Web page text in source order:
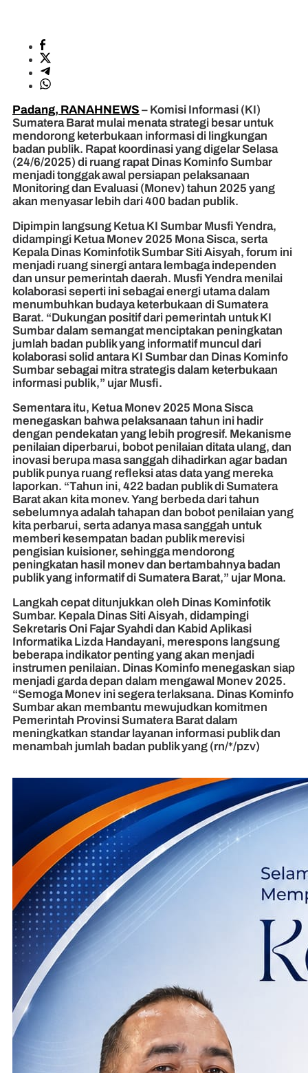
Padang, RANAHNEWS – Komisi Informasi (KI)
Sumatera Barat mulai menata strategi besar untuk
mendorong keterbukaan informasi di lingkungan
badan publik. Rapat koordinasi yang digelar Selasa
(24/6/2025) di ruang rapat Dinas Kominfo Sumbar
menjadi tonggak awal persiapan pelaksanaan
Monitoring dan Evaluasi (Monev) tahun 2025 yang
akan menyasar lebih dari 400 badan publik.
Dipimpin langsung Ketua KI Sumbar Musfi Yendra,
didampingi Ketua Monev 2025 Mona Sisca, serta
Kepala Dinas Kominfotik Sumbar Siti Aisyah, forum ini
menjadi ruang sinergi antara lembaga independen
dan unsur pemerintah daerah. Musfi Yendra menilai
kolaborasi seperti ini sebagai energi utama dalam
menumbuhkan budaya keterbukaan di Sumatera
Barat. “Dukungan positif dari pemerintah untuk KI
Sumbar dalam semangat menciptakan peningkatan
jumlah badan publik yang informatif muncul dari
kolaborasi solid antara KI Sumbar dan Dinas Kominfo
Sumbar sebagai mitra strategis dalam keterbukaan
informasi publik,” ujar Musfi.
Sementara itu, Ketua Monev 2025 Mona Sisca
menegaskan bahwa pelaksanaan tahun ini hadir
dengan pendekatan yang lebih progresif. Mekanisme
penilaian diperbarui, bobot penilaian ditata ulang, dan
inovasi berupa masa sanggah dihadirkan agar badan
publik punya ruang refleksi atas data yang mereka
laporkan. “Tahun ini, 422 badan publik di Sumatera
Barat akan kita monev. Yang berbeda dari tahun
sebelumnya adalah tahapan dan bobot penilaian yang
kita perbarui, serta adanya masa sanggah untuk
memberi kesempatan badan publik merevisi
pengisian kuisioner, sehingga mendorong
peningkatan hasil monev dan bertambahnya badan
publik yang informatif di Sumatera Barat,” ujar Mona.
Langkah cepat ditunjukkan oleh Dinas Kominfotik
Sumbar. Kepala Dinas Siti Aisyah, didampingi
Sekretaris Oni Fajar Syahdi dan Kabid Aplikasi
Informatika Lizda Handayani, merespons langsung
beberapa indikator penting yang akan menjadi
instrumen penilaian. Dinas Kominfo menegaskan siap
menjadi garda depan dalam mengawal Monev 2025.
“Semoga Monev ini segera terlaksana. Dinas Kominfo
Sumbar akan membantu mewujudkan komitmen
Pemerintah Provinsi Sumatera Barat dalam
meningkatkan standar layanan informasi publik dan
menambah jumlah badan publik yang (rn/*/pzv)